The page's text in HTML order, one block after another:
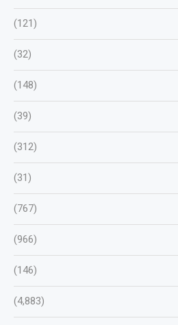
(121)
(32)
(148)
(39)
(312)
(31)
(767)
(966)
(146)
(4,883)